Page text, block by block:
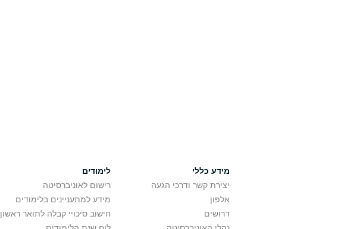
מידע כללי
יצירת קשר ודרכי הגעה
אלפון
דרושים
לימודים
רישום לאוניברסיטה
מידע למתעניינים בלימודים
חישוב סיכויי קבלה לתואר ראשון